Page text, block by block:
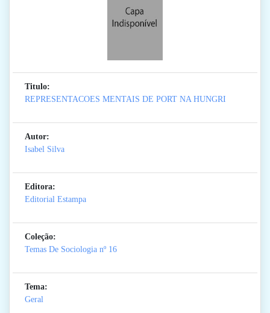
Titulo:
REPRESENTACOES MENTAIS DE PORT NA HUNGRI
Autor:
Isabel Silva
Editora:
Editorial Estampa
Coleção:
Temas De Sociologia nº 16
Tema:
Geral